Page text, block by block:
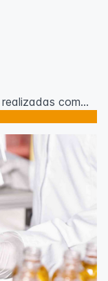
com
e horário e os
o curso
inscritos.